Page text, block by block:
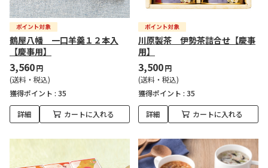
鶴屋八幡 一口羊羹１２本入
【慶事用】
3,560円
(送料・税込)
獲得ポイント : 35
詳細 カートに入れる
川原製茶 伊勢茶詰合せ【慶事
用】
3,500円
(送料・税込)
獲得ポイント : 35
詳細 カートに入れる